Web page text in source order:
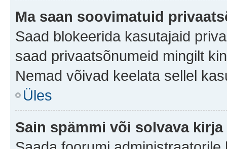
Ma saan soovimatuid
Saad blokeerida kasutajaid
saad privaatsõnumeid mingilt
Nemad võivad keelata sellel
Üles
Sain spämmi või solvava